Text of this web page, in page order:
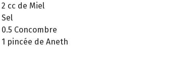
2 cc de Miel
Sel
0.5 Concombre
1 pincée de Aneth